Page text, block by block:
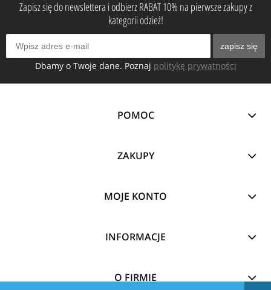
Zapisz się do newslettera i odbierz RABAT 10% na pierwsze zakupy z
kategorii odzież!
zapisz się
Dbamy o Twoje dane. Poznaj politykę prywatności
POMOC
ZAKUPY
MOJE KONTO
INFORMACJE
O FIRMIE